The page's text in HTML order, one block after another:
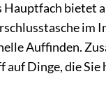
bietet
Auffinden.
Dinge, die